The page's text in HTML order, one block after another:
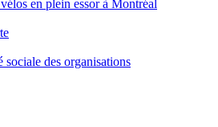
en plein essor à Montréal
sociale des organisations